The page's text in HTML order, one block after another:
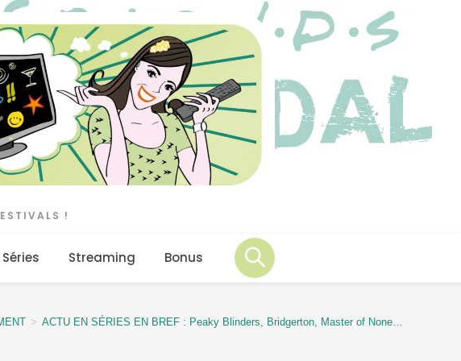
!
Streaming Bonus
> ACTU EN SÉRIES EN BREF : Peaky Blinders, Bridgerton, Master of None…